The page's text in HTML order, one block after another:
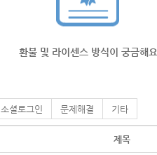
환불 및 라이센스 방식이 궁금해요
소셜로그인 문제해결 기타
제목